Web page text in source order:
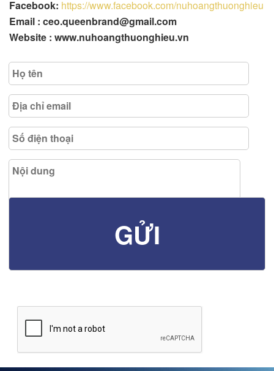
Facebook: https://www.facebook.com/nuhoangthuonghieu
Email : ceo.queenbrand@gmail.com
Website : www.nuhoangthuonghieu.vn